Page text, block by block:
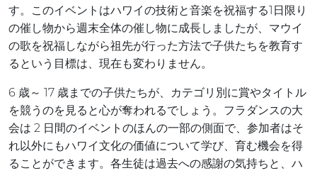
す。このイベントはハワイの技術と音楽を祝福する1日限り
の催し物から週末全体の催し物に成長しましたが、マウイ
の歌を祝福しながら祖先が行った方法で子供たちを教育す
るという目標は、現在も変わりません。
6 歳～ 17 歳までの子供たちが、カテゴリ別に賞やタイトル
を競うのを見ると心が奪われるでしょう。フラダンスの大
会は 2 日間のイベントのほんの一部の側面で、参加者はそ
れ以外にもハワイ文化の価値について学び、育む機会を得
ることができます。各生徒は過去への感謝の気持ちと、ハ